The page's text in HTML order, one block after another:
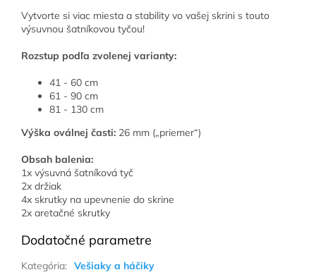
Vytvorte si viac miesta a stability vo vašej skrini s touto
výsuvnou šatníkovou tyčou!
Rozstup podľa zvolenej varianty:
41 - 60 cm
61 - 90 cm
81 - 130 cm
Výška oválnej časti: 26 mm („priemer“)
Obsah balenia:
1x výsuvná šatníková tyč
2x držiak
4x skrutky na upevnenie do skrine
2x aretačné skrutky
Dodatočné parametre
Kategória: Vešiaky a háčiky